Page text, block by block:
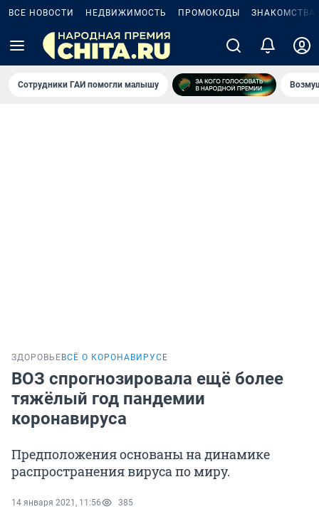
ВСЕ НОВОСТИ НЕДВИЖИМОСТЬ ПРОМОКОДЫ ЗНАКОМСТВА
Сотрудники ГАИ помогли малышу
ЗДОРОВЬЕ ВСЁ О КОРОНАВИРУСЕ
ВОЗ спрогнозировала ещё более
тяжёлый год пандемии
коронавируса
Предположения основаны на динамике
распространения вируса по миру.
14 января 2021, 11:56 385